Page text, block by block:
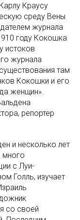
Краусу
среду Вены
журнала
году Кокошка
истоков
журнала
там
Кокошки и его
женщин».
репортер
и несколько лет
много
с Луи-
Голль, изучает
со своей